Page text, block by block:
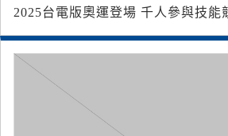
2025台電版奧運登場 千人